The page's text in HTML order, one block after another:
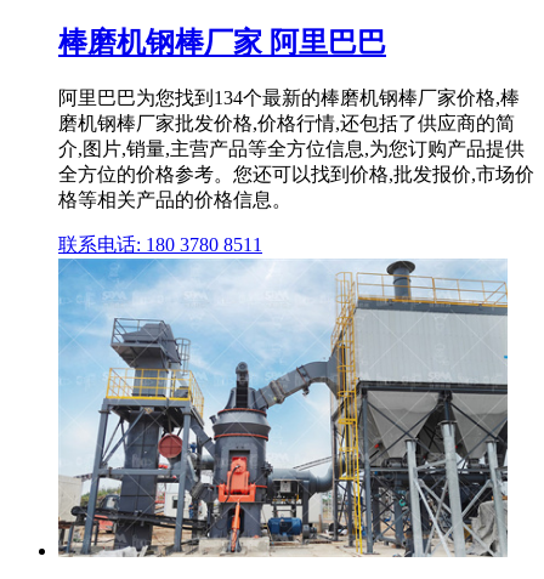
棒磨机钢棒厂家 阿里巴巴
阿里巴巴为您找到134个最新的棒磨机钢棒厂家价格,棒
磨机钢棒厂家批发价格,价格行情,还包括了供应商的简
介,图片,销量,主营产品等全方位信息,为您订购产品提供
全方位的价格参考。您还可以找到价格,批发报价,市场价
格等相关产品的价格信息。
联系电话: 180 3780 8511